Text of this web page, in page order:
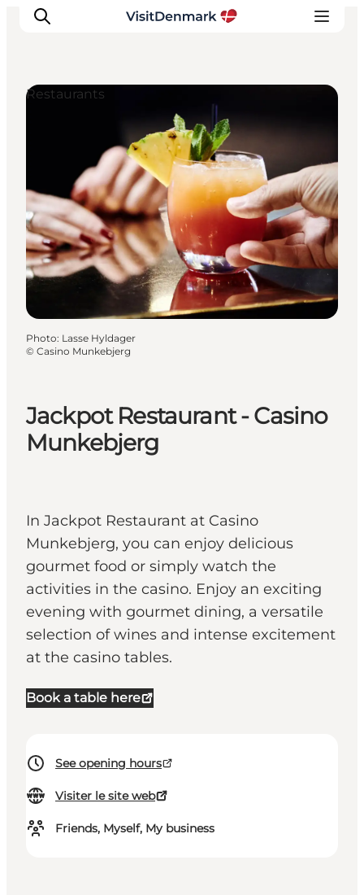
Destinations
Quoi faire
Hébergements
Planifiez votre voyage
Jackpot Restaurant - Casino
Munkebjerg
In Jackpot Restaurant at Casino
Munkebjerg, you can enjoy delicious
gourmet food or simply watch the
activities in the casino. Enjoy an exciting
evening with gourmet dining, a versatile
selection of wines and intense excitement
at the casino tables.
Book a table here
See opening hours
Visiter le site web
Friends, Myself, My business
Restaurants
Photo: Lasse Hyldager
© Casino Munkebjerg